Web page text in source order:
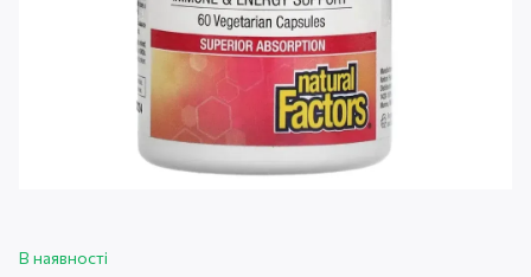
В наявності